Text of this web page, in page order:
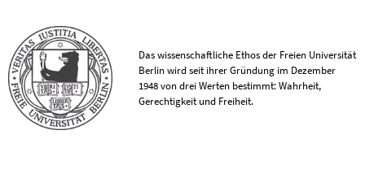
Das wissenschaftliche Ethos der Freien Universität
Berlin wird seit ihrer Gründung im Dezember
1948 von drei Werten bestimmt: Wahrheit,
Gerechtigkeit und Freiheit.